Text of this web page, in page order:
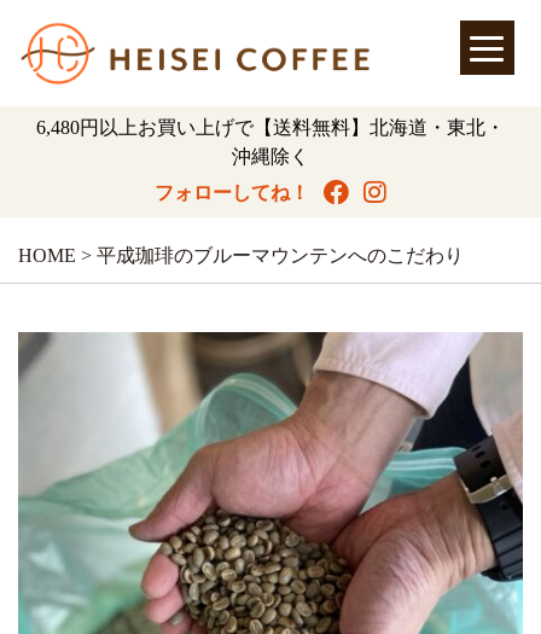
6,480円以上お買い上げで【送料無料】北海道・東北・
沖縄除く
フォローしてね！
HOME > 平成珈琲のブルーマウンテンへのこだわり